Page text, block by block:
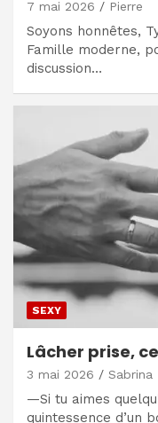
7 mai 2026 Pierre
Soyons honnêtes,
Famille moderne,
discussion…
SEXY
Lâcher prise,
3 mai 2026 Sabrina
—Si tu aimes
quintessence d’un